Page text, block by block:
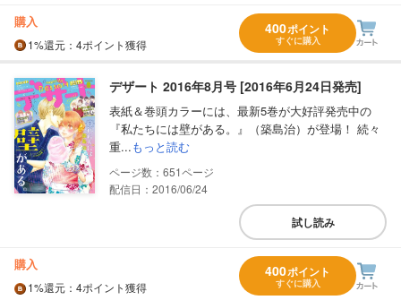
購入
1%還元 ：4ポイント獲得
400ポイント
すぐに購入
デザート 2016年8月号 [2016年6月24日発売]
表紙＆巻頭カラーには、最新5巻が大好評発売中の
『私たちには壁がある。』（築島治）が登場！ 続々
重...もっと読む
651
配信日：2016/06/24
試し読み
購入
1%還元 ：4ポイント獲得
400ポイント
すぐに購入